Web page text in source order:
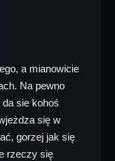
a mianowicie
Na pewno
sie kohoś
się w
gorzej jak się
rzeczy się